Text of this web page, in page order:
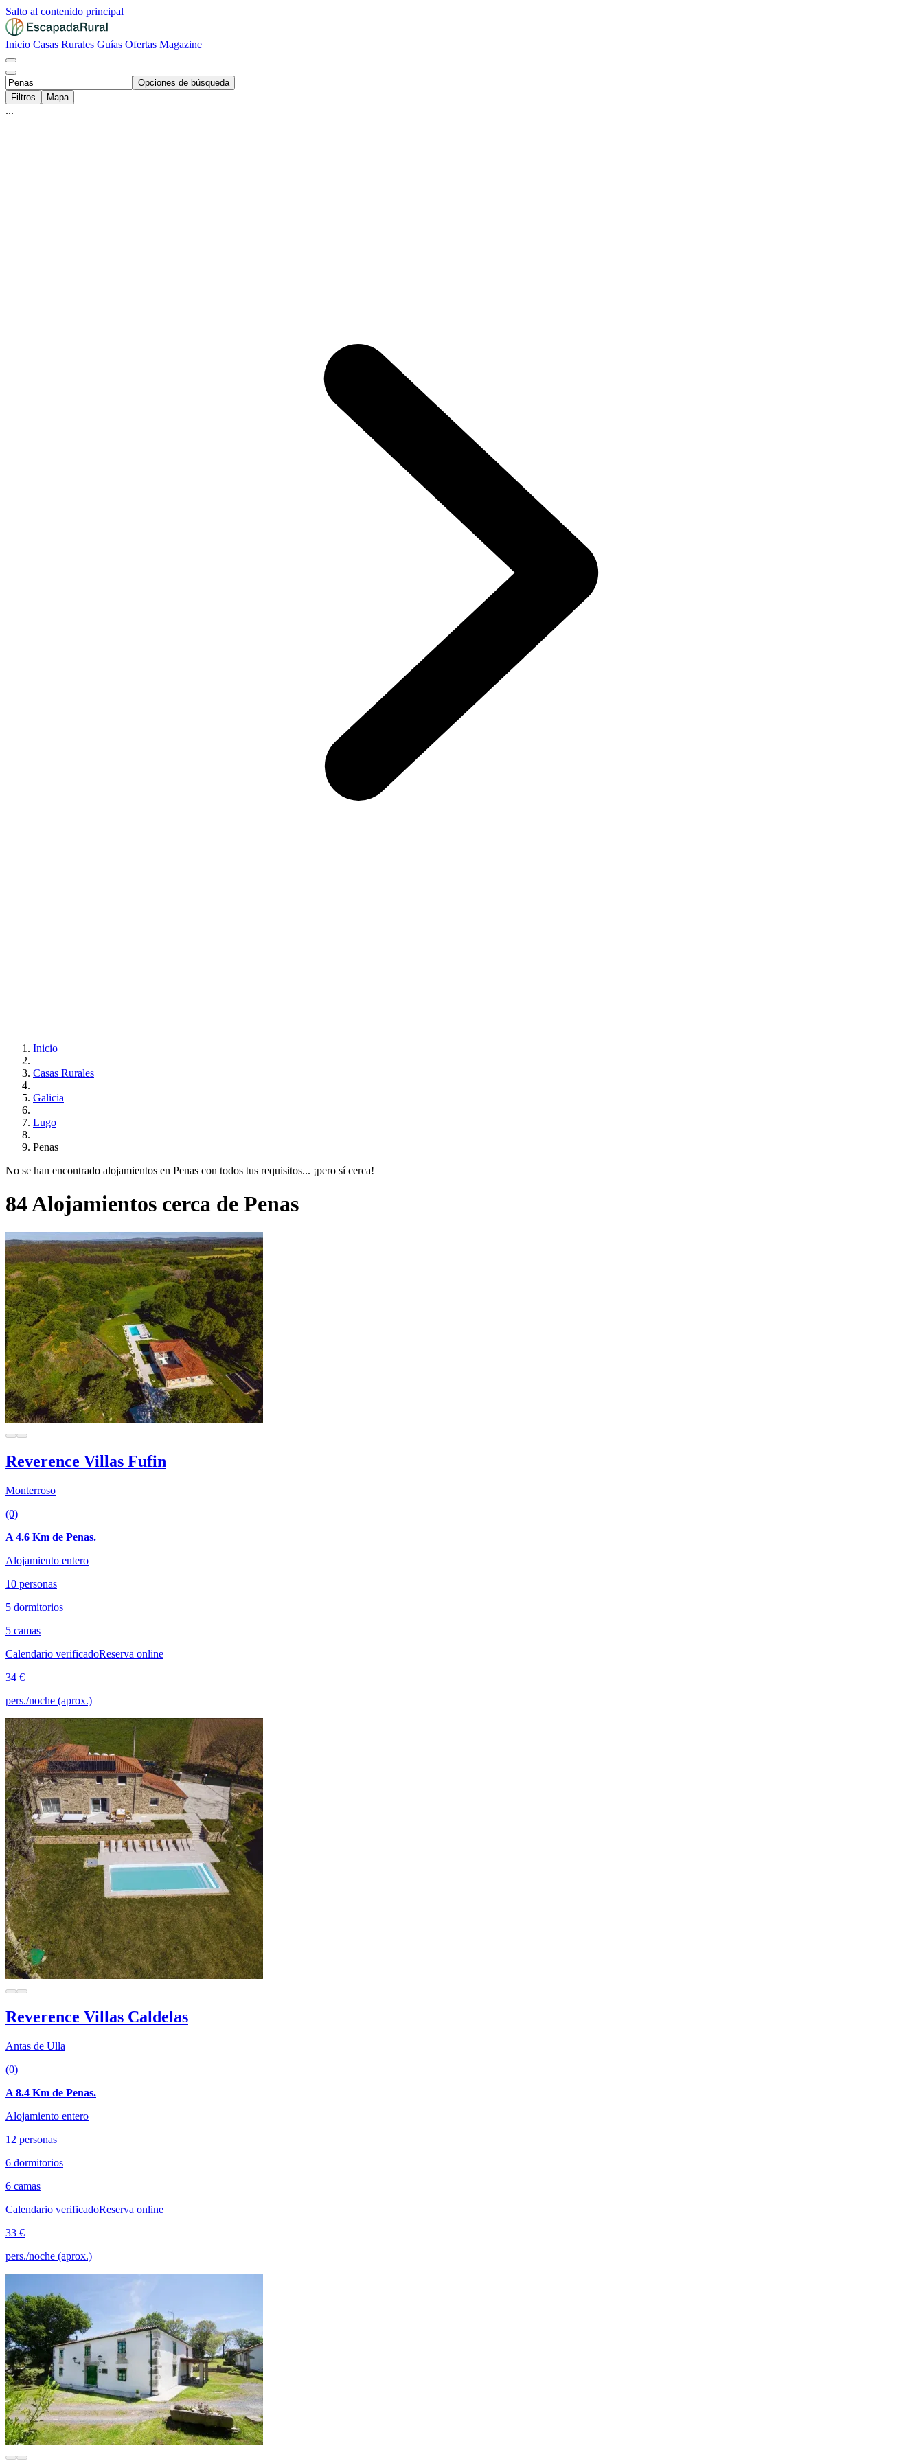
Salto al contenido principal
Inicio Casas Rurales Guías Ofertas Magazine
Opciones de búsqueda
Filtros
Mapa
...
Inicio
Casas Rurales
Galicia
Lugo
Penas
No se han encontrado alojamientos en Penas con todos tus requisitos... ¡pero sí cerca!
84 Alojamientos cerca de Penas
Reverence Villas Fufin
Monterroso
(0)
A 4.6 Km de Penas.
Alojamiento entero
10 personas
5 dormitorios
5 camas
Calendario verificadoReserva online
34 €
pers./noche (aprox.)
Reverence Villas Caldelas
Antas de Ulla
(0)
A 8.4 Km de Penas.
Alojamiento entero
12 personas
6 dormitorios
6 camas
Calendario verificadoReserva online
33 €
pers./noche (aprox.)